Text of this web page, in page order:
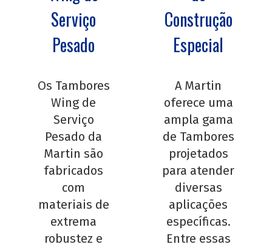
Serviço
Pesado
Os Tambores
Wing de
Serviço
Pesado da
Martin são
fabricados
com
materiais de
extrema
robustez e
Construção
Especial
A Martin
oferece uma
ampla gama
de Tambores
projetados
para atender
diversas
aplicações
específicas.
Entre essas